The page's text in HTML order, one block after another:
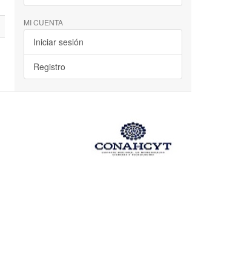
MI CUENTA
Iniciar sesión
Registro